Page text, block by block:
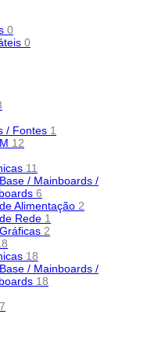
0
0
/ Fontes 1
12
11
/ Mainboards /
6
Alimentação 2
Rede 1
2
18
/ Mainboards /
18